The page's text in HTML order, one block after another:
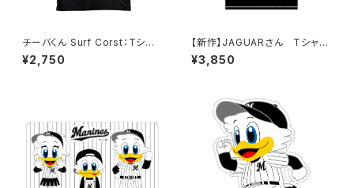
チーバくん Surf Corst：Tシャ
ツ（Black）
¥2,750
【新作】JAGUARさん Tシャツ
（HELLO JAGUAR）Black
¥3,850